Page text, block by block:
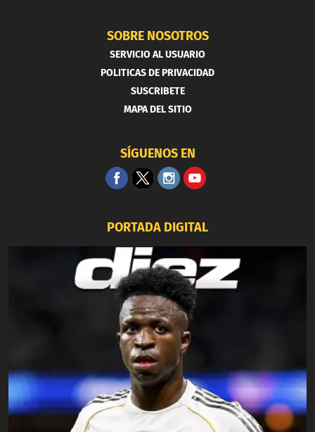
SOBRE NOSOTROS
SERVICIO AL USUARIO
POLITICAS DE PRIVACIDAD
SUSCRIBETE
MAPA DEL SITIO
SÍGUENOS EN
PORTADA DIGITAL